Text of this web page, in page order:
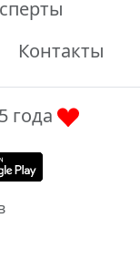
Контакты
года